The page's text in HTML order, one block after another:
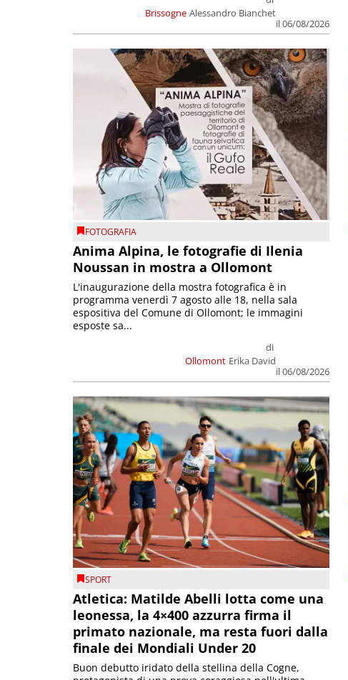
Brissogne Alessandro Bianchet
il 06/08/2026
FOTOGRAFIA
Anima Alpina, le fotografie di Ilenia
Noussan in mostra a Ollomont
Ollomont
di
Erika David
il 06/08/2026
L'inaugurazione della mostra fotografica è in
programma venerdì 7 agosto alle 18, nella sala
espositiva del Comune di Ollomont; le immagini
esposte sa...
SPORT
Atletica: Matilde Abelli lotta come una
leonessa, la 4×400 azzurra firma il
primato nazionale, ma resta fuori dalla
finale dei Mondiali Under 20
Buon debutto iridato della stellina della Cogne,